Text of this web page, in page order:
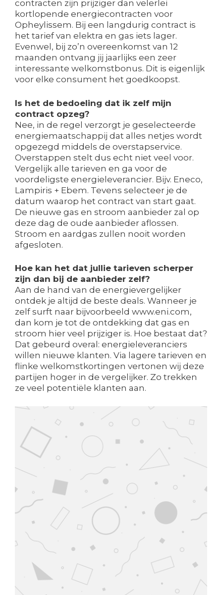
contracten zijn prijziger dan velerlei
kortlopende energiecontracten voor
Opheylissem. Bij een langdurig contract is
het tarief van elektra en gas iets lager.
Evenwel, bij zo’n overeenkomst van 12
maanden ontvang jij jaarlijks een zeer
interessante welkomstbonus. Dit is eigenlijk
voor elke consument het goedkoopst.
Is het de bedoeling dat ik zelf mijn
contract opzeg?
Nee, in de regel verzorgt je geselecteerde
energiemaatschappij dat alles netjes wordt
opgezegd middels de overstapservice.
Overstappen stelt dus echt niet veel voor.
Vergelijk alle tarieven en ga voor de
voordeligste energieleverancier. Bijv. Eneco,
Lampiris + Ebem. Tevens selecteer je de
datum waarop het contract van start gaat.
De nieuwe gas en stroom aanbieder zal op
deze dag de oude aanbieder aflossen.
Stroom en aardgas zullen nooit worden
afgesloten.
Hoe kan het dat jullie tarieven scherper
zijn dan bij de aanbieder zelf?
Aan de hand van de energievergelijker
ontdek je altijd de beste deals. Wanneer je
zelf surft naar bijvoorbeeld www.eni.com,
dan kom je tot de ontdekking dat gas en
stroom hier veel prijziger is. Hoe bestaat dat?
Dat gebeurd overal: energieleveranciers
willen nieuwe klanten. Via lagere tarieven en
flinke welkomstkortingen vertonen wij deze
partijen hoger in de vergelijker. Zo trekken
ze veel potentiële klanten aan.